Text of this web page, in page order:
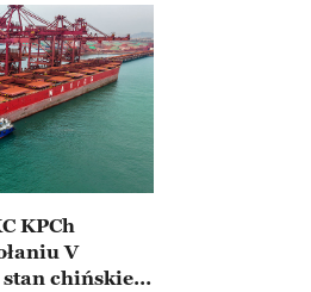
KPCh
V
chińskiej